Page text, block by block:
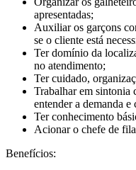
apresentadas;
Auxiliar os garçons
se o cliente está
Ter domínio da
no atendimento;
Ter cuidado,
Trabalhar em sintonia
entender a demanda
Ter conhecimento
Acionar o chefe de
Benefícios: